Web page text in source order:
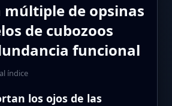
múltiple de opsinas
de cubozoos
funcional
índice
los ojos de las